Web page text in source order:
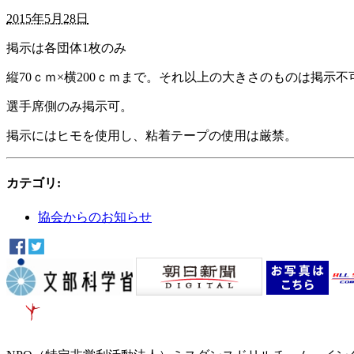
2015年5月28日
掲示は各団体1枚のみ
縦70ｃｍ×横200ｃｍまで。それ以上の大きさのものは掲示不
選手席側のみ掲示可。
掲示にはヒモを使用し、粘着テープの使用は厳禁。
カテゴリ :
協会からのお知らせ